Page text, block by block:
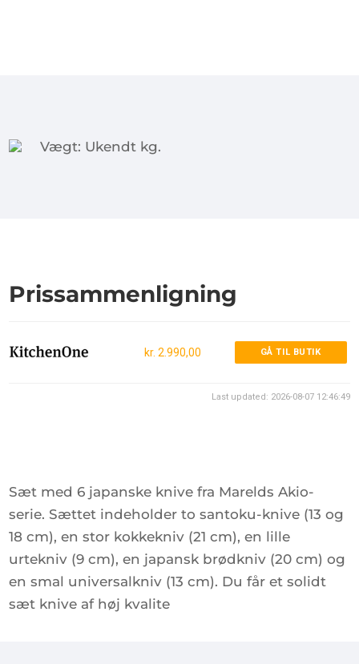
Vægt: Ukendt kg.
Prissammenligning
kr. 2.990,00 GÅ TIL BUTIK
Last updated: 2026-08-07 12:46:49
Sæt med 6 japanske knive fra Marelds Akio-
serie. Sættet indeholder to santoku-knive (13 og
18 cm), en stor kokkekniv (21 cm), en lille
urtekniv (9 cm), en japansk brødkniv (20 cm) og
en smal universalkniv (13 cm). Du får et solidt
sæt knive af høj kvalite